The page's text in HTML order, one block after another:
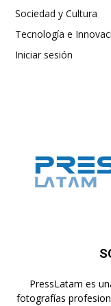
Sociedad y Cultura
Tecnología e
Iniciar sesión
PressLatam es
fotografías